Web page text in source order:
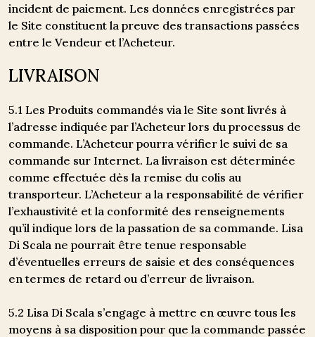
incident de paiement. Les données enregistrées par
le Site constituent la preuve des transactions passées
entre le Vendeur et l’Acheteur.
LIVRAISON
5.1 Les Produits commandés via le Site sont livrés à
l’adresse indiquée par l’Acheteur lors du processus de
commande. L’Acheteur pourra vérifier le suivi de sa
commande sur Internet. La livraison est déterminée
comme effectuée dès la remise du colis au
transporteur. L’Acheteur a la responsabilité de vérifier
l’exhaustivité et la conformité des renseignements
qu’il indique lors de la passation de sa commande. Lisa
Di Scala ne pourrait être tenue responsable
d’éventuelles erreurs de saisie et des conséquences
en termes de retard ou d’erreur de livraison.
5.2 Lisa Di Scala s’engage à mettre en œuvre tous les
moyens à sa disposition pour que la commande passée